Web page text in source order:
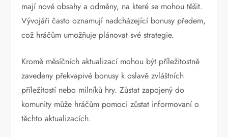
mají nové obsahy a odměny, na které se mohou těšit.
Vývojáři často oznamují nadcházející bonusy předem,
což hráčům umožňuje plánovat své strategie.
Kromě měsíčních aktualizací mohou být příležitostně
zavedeny překvapivé bonusy k oslavě zvláštních
příležitostí nebo milníků hry. Zůstat zapojený do
komunity může hráčům pomoci zůstat informovaní o
těchto aktualizacích.